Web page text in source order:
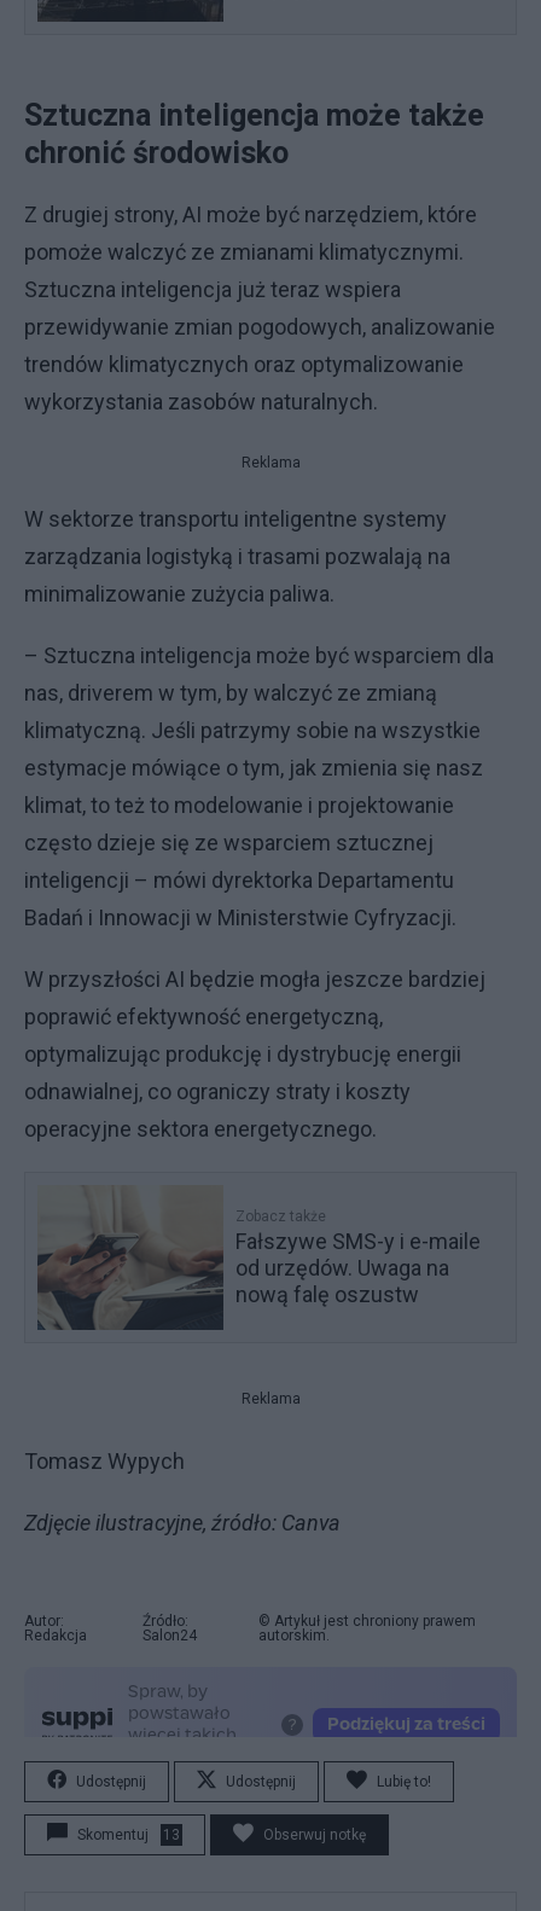
Sztuczna inteligencja może także
chronić środowisko
Z drugiej strony, AI może być narzędziem, które
pomoże walczyć ze zmianami klimatycznymi.
Sztuczna inteligencja już teraz wspiera
przewidywanie zmian pogodowych, analizowanie
trendów klimatycznych oraz optymalizowanie
wykorzystania zasobów naturalnych.
Reklama
W sektorze transportu inteligentne systemy
zarządzania logistyką i trasami pozwalają na
minimalizowanie zużycia paliwa.
– Sztuczna inteligencja może być wsparciem dla
nas, driverem w tym, by walczyć ze zmianą
klimatyczną. Jeśli patrzymy sobie na wszystkie
estymacje mówiące o tym, jak zmienia się nasz
klimat, to też to modelowanie i projektowanie
często dzieje się ze wsparciem sztucznej
inteligencji – mówi dyrektorka Departamentu
Badań i Innowacji w Ministerstwie Cyfryzacji.
W przyszłości AI będzie mogła jeszcze bardziej
poprawić efektywność energetyczną,
optymalizując produkcję i dystrybucję energii
odnawialnej, co ograniczy straty i koszty
operacyjne sektora energetycznego.
Zobacz także
Fałszywe SMS-y i e-maile
od urzędów. Uwaga na
nową falę oszustw
Reklama
Tomasz Wypych
Zdjęcie ilustracyjne, źródło: Canva
Autor:
Redakcja
Źródło:
Salon24
© Artykuł jest chroniony prawem
autorskim.
Udostępnij Udostępnij Lubię to!
Skomentuj 13 Obserwuj notkę